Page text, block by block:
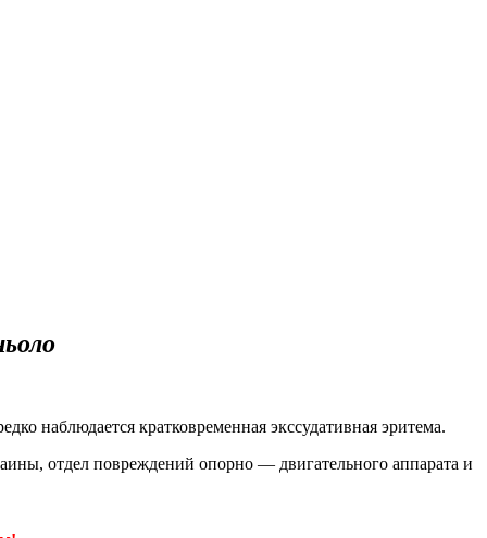
наблюдается кратковременная экссудативная эритема.
отдел повреждений опорно — двигательного аппарата и